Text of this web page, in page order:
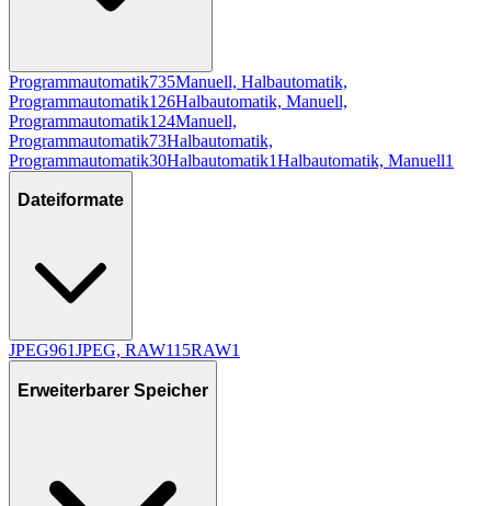
Programmautomatik735Manuell, Halbautomatik,
Programmautomatik126Halbautomatik, Manuell,
Programmautomatik124Manuell,
Programmautomatik73Halbautomatik,
Programmautomatik30Halbautomatik1Halbautomatik, Manuell1
Dateiformate
JPEG961JPEG, RAW115RAW1
Erweiterbarer Speicher